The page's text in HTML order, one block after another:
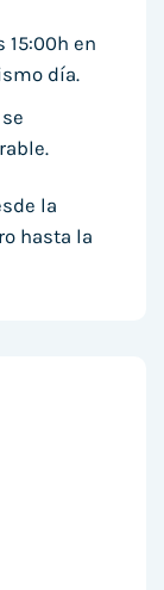
15:00h en
día.
la
hasta la